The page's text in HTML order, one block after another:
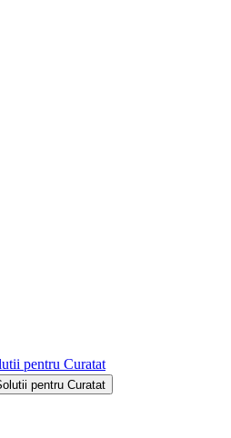
pentru Curatat
pentru Curatat